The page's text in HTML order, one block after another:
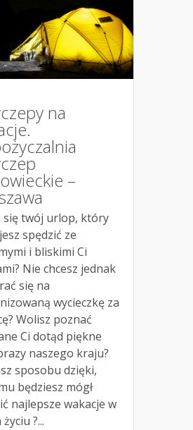
na
–
się twój urlop, który
spędzić ze
i bliskimi Ci
Nie chcesz jednak
się na
wycieczkę za
Wolisz poznać
Ci dotąd piękne
naszego kraju?
sposobu dzięki,
będziesz mógł
najlepsze wakacje w
?...